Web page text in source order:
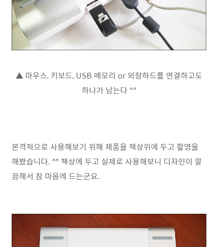
▲ 마우스, 키보드, USB 메모리 or 외장하드를 연결하고도
하나가 남는다 ^^
본격적으로 사용해보기 위해 제품을 책상위에 두고 촬영을
해봤습니다. ^^ 책상에 두고 실제로 사용해보니 디자인이 깔
끔해서 참 마음에 드는군요.